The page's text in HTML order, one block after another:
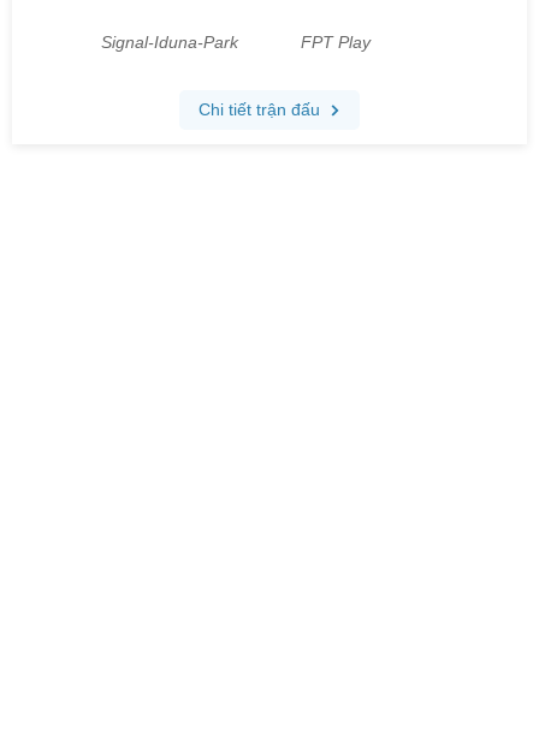
Signal-Iduna-Park FPT Play
Chi tiết trận đấu